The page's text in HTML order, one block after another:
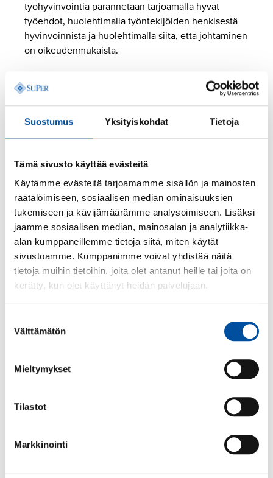
Suostumus Yksityiskohdat Tietoja
Tämä sivusto käyttää evästeitä
Käytämme evästeitä tarjoamamme sisällön ja mainosten
räätälöimiseen, sosiaalisen median ominaisuuksien
tukemiseen ja kävijämäärämme analysoimiseen. Lisäksi
jaamme sosiaalisen median, mainosalan ja analytiikka-
alan kumppaneillemme tietoja siitä, miten käytät
sivustoamme. Kumppanimme voivat yhdistää näitä
tietoja muihin tietoihin, joita olet antanut heille tai joita on
kerätty, kun olet käyttänyt heidän palvelujaan.
valinta
Välttämätön
Mieltymykset
Tilastot
Markkinointi
työhyvinvointia parannetaan tarjoamalla hyvät
työehdot, huolehtimalla työntekijöiden henkisestä
hyvinvoinnista ja huolehtimalla siitä, että johtaminen
on oikeudenmukaista.
Jokainen on velvollinen noudattamaan työpaikan
turvallisuusohjeita ja ottamaan huomioon
vaaratekijät. Jokaisen tulee ilmoittaa
havaitsemistaan puutteista omalle esimiehelle ja
työsuojeluvaltuutetulle.
Jos työyhteisössäsi on turvallisuus- tai
ilmapiiriongelmia, käänny
työsuojelutoimijoiden
puoleen
Lue myös
Vaarojen tunnistaminen ja riskien arviointi –
Työturvallisuuskeskus
Keskeisimmät työsuojelusäädökset ovat (finlex.fi):
Työsopimuslaki 55/2001
Työympäristöä säätelevät työturvallisuuslaki ja
Työturvallisuuslaki 738/2002